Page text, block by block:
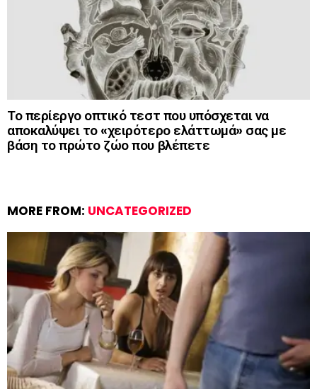
Το περίεργο οπτικό τεστ που υπόσχεται να
αποκαλύψει το «χειρότερο ελάττωμά» σας με
βάση το πρώτο ζώο που βλέπετε
MORE FROM: UNCATEGORIZED